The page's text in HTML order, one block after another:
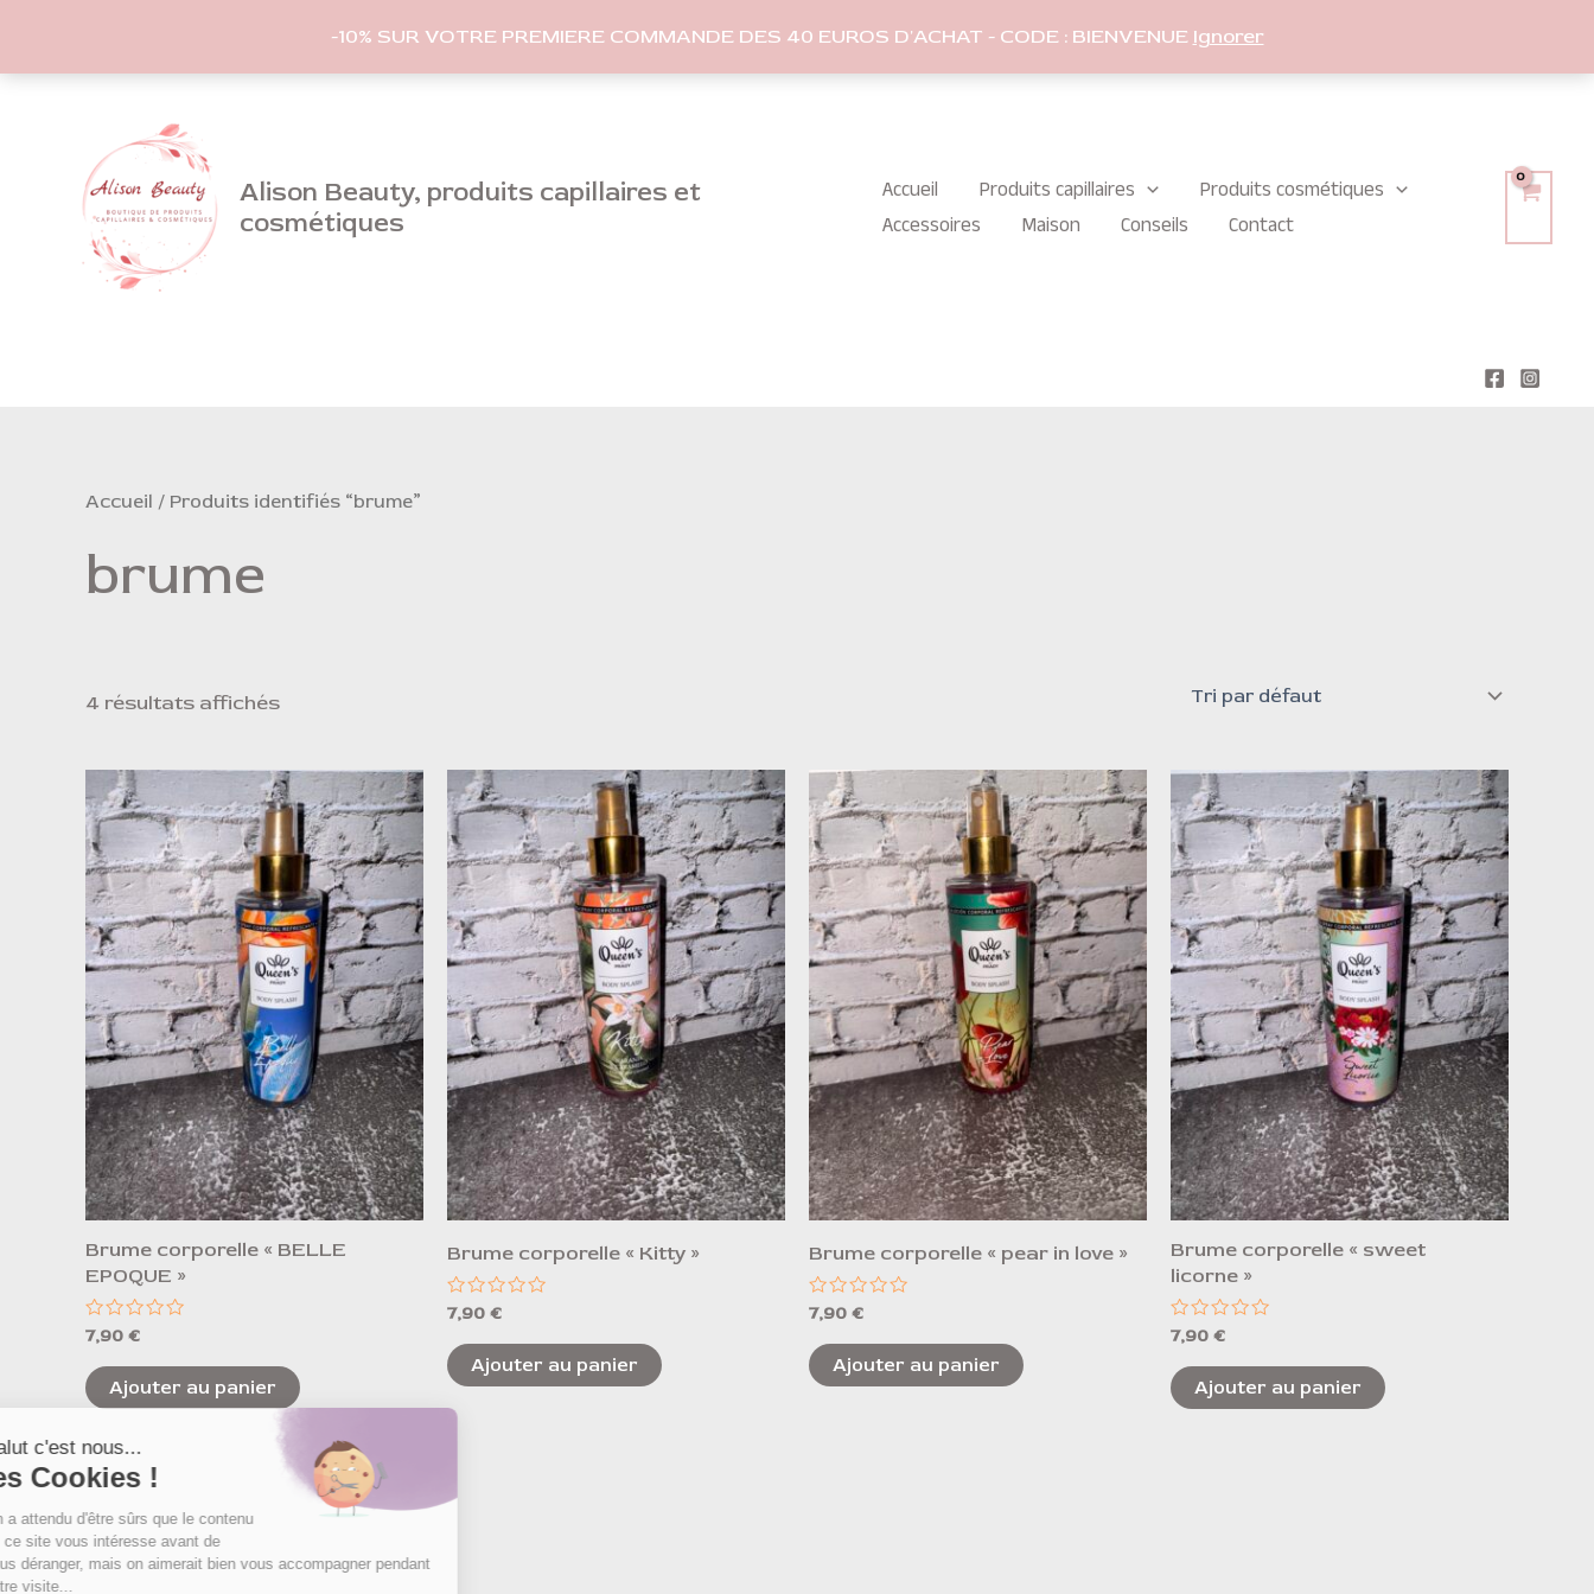
-10% SUR VOTRE PREMIERE COMMANDE DES 40 EUROS D'ACHAT - CODE : BIENVENUE Ignorer
Alison Beauty, produits capillaires et
cosmétiques
Accueil Produits capillaires
Produits cosmétiques
Accessoires
Maison Conseils Contact
Accueil / Produits identifiés “brume”
brume
4 résultats affichés
Brume corporelle « BELLE
EPOQUE »
Note
0
sur
5
7,90 €
Ajouter au panier
Brume corporelle « Kitty »
Note
0
sur
5
7,90 €
Ajouter au panier
Brume corporelle « pear in love »
Note
0
sur
5
7,90 €
Ajouter au panier
Brume corporelle « sweet
licorne »
Note
0
sur
5
7,90 €
Ajouter au panier